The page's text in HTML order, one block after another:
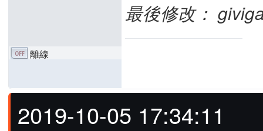
最後修改：
離線
2019-10-05 17:34:11